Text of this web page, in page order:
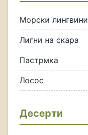
Морски лингвини
Лигни на скара
Пастрмка
Лосос
Десерти